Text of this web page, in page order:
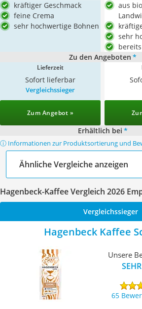
kräftiger Geschmack
feine Crema
sehr hochwertige Bohnen
aus
sehr
Zu den Angeboten *
Lieferzeit
Sofort lieferbar
Vergleichssieger
Zum Angebot »
Erhältlich bei *
ⓘ Informationen zur Produktsortierung und
Ähnliche Vergleiche anzeigen
Hagenbeck-Kaffee Vergleich 2026
Vergleichssieger
Hagenbeck Kaffee
Unsere
65